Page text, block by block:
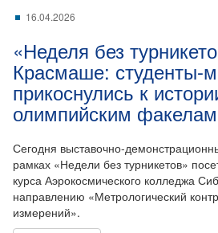
16.04.2026
«Неделя без
Красмаше: студенты-
прикоснулись к
олимпийским факелам
Сегодня выставочно-
рамках «Недели без турникетов»
курса Аэрокосмического колледжа
направлению «Метрологический
измерений».